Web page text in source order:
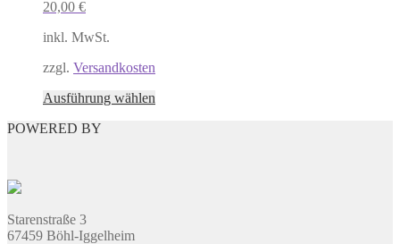
der
gewählt
20,00 €
inkl. MwSt.
zzgl. Versandkosten
Ausführung wählen
POWERED BY
Starenstraße 3
67459 Böhl-Iggelheim